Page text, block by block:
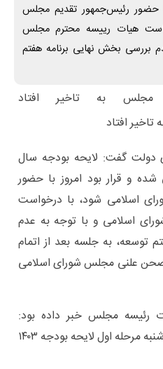
حضور رئیس‌جمهور تقدیم مجلس
هیات رییسه محترم مجلس
بررسی بخش نهایی برنامه هفتم
دولت گفت: لایحه بودجه سال
شده و قرار بود امروز با حضور
اسلامی شود، با درخواست
اسلامی و با توجه به عدم
توسعه، به جلسه بعد از اتمام
صحن علنی مجلس شورای اسلامی
رئیسه مجلس خبر داده بود:
رئیس‌جمهور در جلسه علنی سه‌شنبه مرحله اول لایحه بودجه ۱۴۰۳